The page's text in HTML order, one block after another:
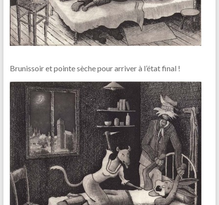
Brunissoir et pointe sèche pour arriver à l’état final !